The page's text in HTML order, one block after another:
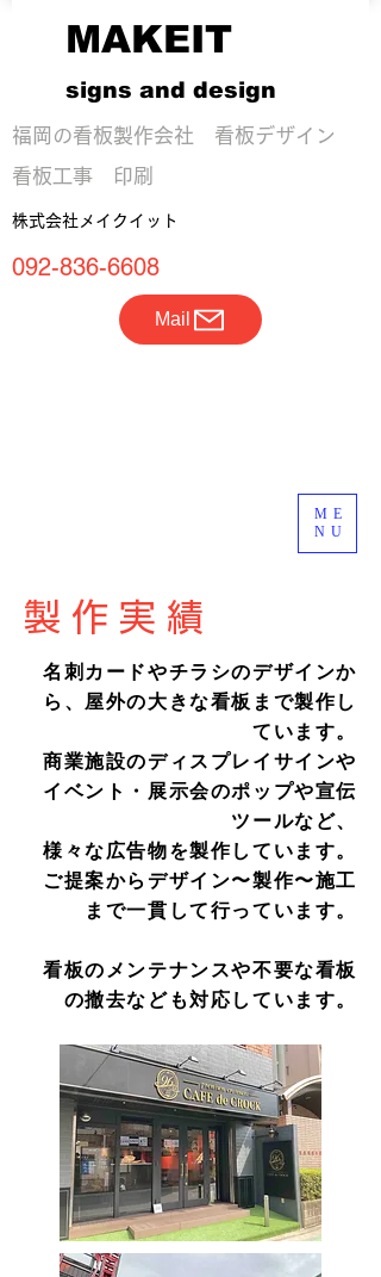
ME
NU
​福岡の看板製作会社 看板デザイン
看板工事 印刷
092-836-6608
株式会社メイクイット
Mail
MAKEIT
signs and design
製 作 実 績
名刺カードやチラシのデザインか
ら、屋外の大きな看板まで製作し
ています。
商業施設のディスプレイサインや
イベント・展示会のポップや宣伝
ツールなど、
様々な広告物を製作しています。
​ご提案からデザイン〜製作〜施工
まで一貫して行っています。
​看板のメンテナンスや不要な看板
の撤去なども対応しています。